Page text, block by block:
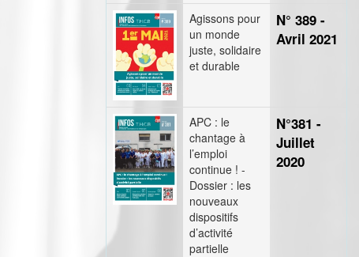
Agissons pour
un monde
juste, solidaire
et durable
N° 389 -
Avril 2021
APC : le
chantage à
l’emploi
continue ! -
Dossier : les
nouveaux
dispositifs
d’activité
partielle
N°381 -
Juillet
2020